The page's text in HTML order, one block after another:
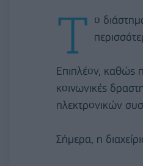
Τ ο
Επιπλέον, καθώς
κοινωνικές
ηλεκτρονικών
Σήμερα, η